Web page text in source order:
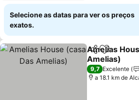
Selecione as datas para ver os preços
exatos.
Partilhar
Amelias
Amelias)
Ver preços
9,7 Excelente
a 18.1 km de